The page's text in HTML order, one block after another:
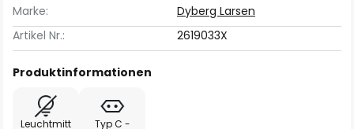
Marke:
Dyberg Larsen
Artikel Nr.:
2619033X
Produktinformationen
Leuchtmitt
Typ C -